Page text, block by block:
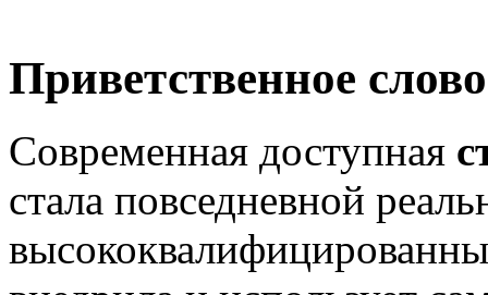
Приветственное
Современная доступная
стала повседневной